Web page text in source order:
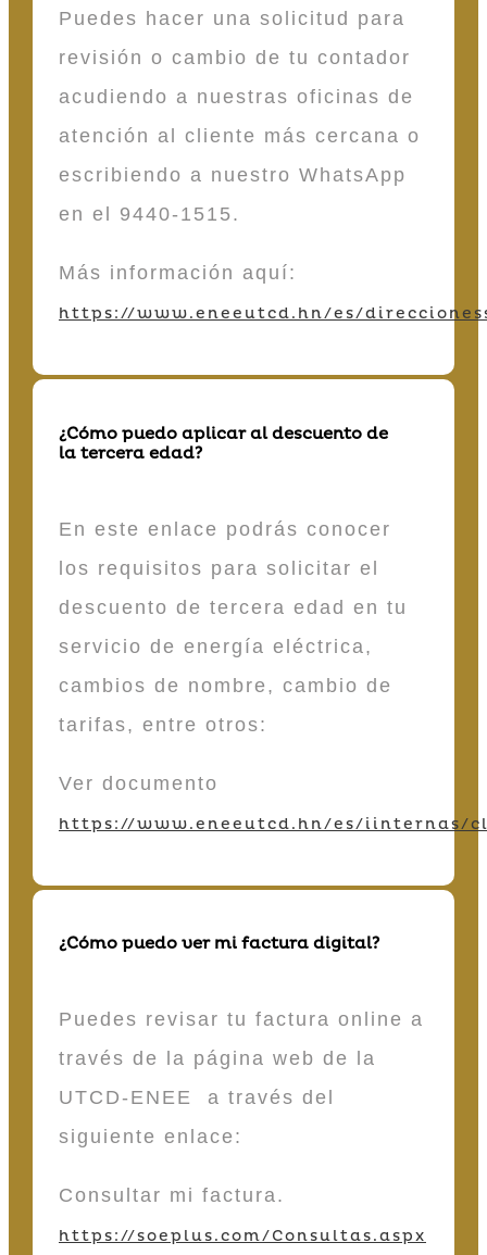
Puedes hacer una solicitud para
revisión o cambio de tu contador
acudiendo a nuestras oficinas de
atención al cliente más cercana o
escribiendo a nuestro WhatsApp
en el 9440-1515.
Más información aquí:
https://www.eneeutcd.hn/es/
¿Cómo puedo aplicar al descuento de
la tercera edad?
En este enlace podrás conocer
los requisitos para solicitar el
descuento de tercera edad en tu
servicio de energía eléctrica,
cambios de nombre, cambio de
tarifas, entre otros:
Ver documento
https://www.eneeutcd.hn/es/iinternas/
¿Cómo puedo ver mi factura digital?
Puedes revisar tu factura online a
través de la página web de la
UTCD-ENEE a través del
siguiente enlace:
Consultar mi factura.
https://soeplus.com/Consultas.aspx